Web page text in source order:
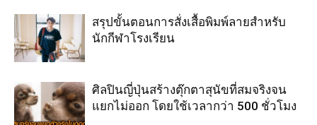
สรุปขั้นตอนการสั่งเสื้อพิมพ์ลายสำหรับ
นักกีฬาโรงเรียน
ศิลปินญี่ปุ่นสร้างตุ๊กตาสุนัขที่สมจริงจน
แยกไม่ออก โดยใช้เวลากว่า 500 ชั่วโมง